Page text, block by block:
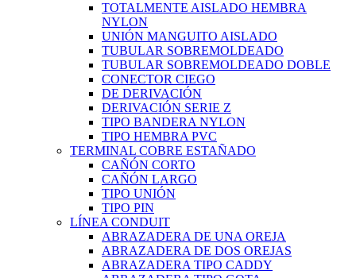
TOTALMENTE AISLADO HEMBRA
NYLON
UNIÓN MANGUITO AISLADO
TUBULAR SOBREMOLDEADO
TUBULAR SOBREMOLDEADO DOBLE
CONECTOR CIEGO
DE DERIVACIÓN
DERIVACIÓN SERIE Z
TIPO BANDERA NYLON
TIPO HEMBRA PVC
TERMINAL COBRE ESTAÑADO
CAÑÓN CORTO
CAÑÓN LARGO
TIPO UNIÓN
TIPO PIN
LÍNEA CONDUIT
ABRAZADERA DE UNA OREJA
ABRAZADERA DE DOS OREJAS
ABRAZADERA TIPO CADDY